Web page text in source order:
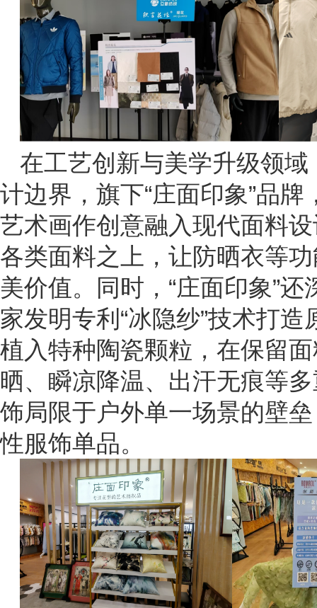
在工艺创新与美学升级领
计边界，旗下“庄面印象”品
艺术画作创意融入现代面料
各类面料之上，让防晒衣等
美价值。同时，“庄面印象”
家发明专利“冰隐纱”技术打
植入特种陶瓷颗粒，在保留
晒、瞬凉降温、出汗无痕等
饰局限于户外单一场景的壁
性服饰单品。